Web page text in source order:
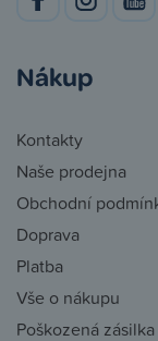
Nákup
Kontakty
Naše prodejna
Obchodní
Doprava
Platba
Vše o nákupu
Poškozená zásilka